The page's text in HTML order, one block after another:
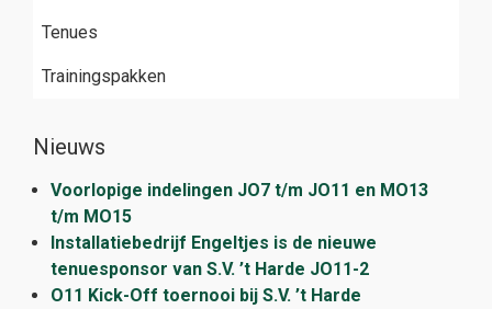
Tenues
Trainingspakken
Nieuws
Voorlopige indelingen JO7 t/m JO11 en MO13
t/m MO15
Installatiebedrijf Engeltjes is de nieuwe
tenuesponsor van S.V. ’t Harde JO11-2
O11 Kick-Off toernooi bij S.V. ’t Harde